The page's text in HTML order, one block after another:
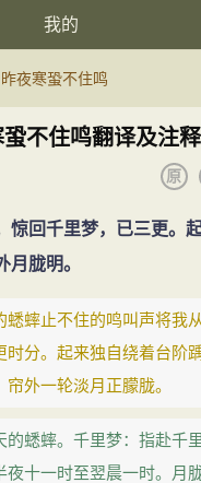
我的
夜寒蛩不住鸣
蛩不住鸣翻译及注释
原
惊回千里梦，已三更。
月胧明。
蟋蟀止不住的鸣叫声将我
时分。起来独自绕着台阶
外一轮淡月正朦胧。
的蟋蟀。千里梦：指赴千
夜十一时至翌晨一时。月